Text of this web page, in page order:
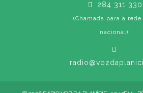
284 311 330
(Chamada para a
nacional)